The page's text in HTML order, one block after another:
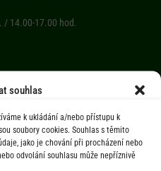
souhlas
k ukládání a/nebo přístupu k
soubory cookies. Souhlas s těmito
jako je chování při procházení nebo
odvolání souhlasu může nepříznivě
14.00-17.00 hod.
(Brňov) vzdálené 2km od